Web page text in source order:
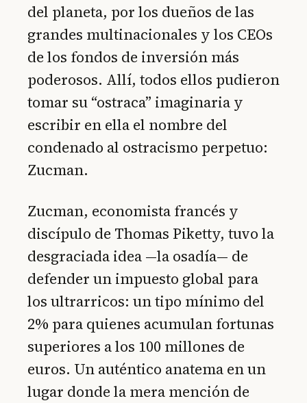
del planeta, por los dueños de las
grandes multinacionales y los CEOs
de los fondos de inversión más
poderosos. Allí, todos ellos pudieron
tomar su “ostraca” imaginaria y
escribir en ella el nombre del
condenado al ostracismo perpetuo:
Zucman.
Zucman, economista francés y
discípulo de Thomas Piketty, tuvo la
desgraciada idea —la osadía— de
defender un impuesto global para
los ultrarricos: un tipo mínimo del
2% para quienes acumulan fortunas
superiores a los 100 millones de
euros. Un auténtico anatema en un
lugar donde la mera mención de